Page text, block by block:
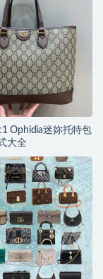
Ophidia迷妳托特包
大全